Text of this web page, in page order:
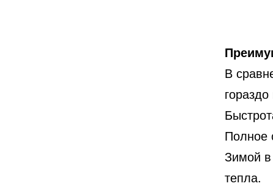
В
Полное
Зимой в
тепла.